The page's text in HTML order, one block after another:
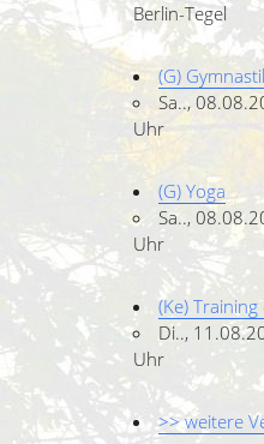
Berlin-Tegel
(G)
Sa..,
Uhr
(G) Yoga
Sa..,
Uhr
(Ke)
Di..,
Uhr
>> weitere